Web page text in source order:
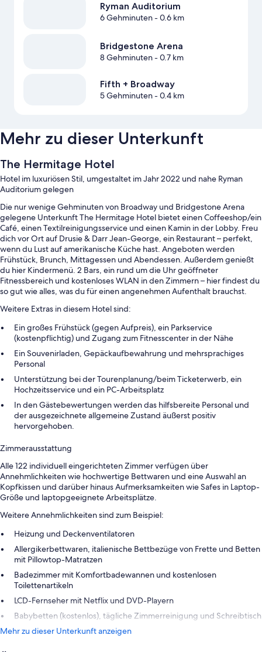
Ryman Auditorium
6 Gehminuten- 0.6 km
Bridgestone Arena
8 Gehminuten- 0.7 km
Fifth + Broadway
5 Gehminuten- 0.4 km
Mehr zu dieser Unterkunft
The Hermitage Hotel
Hotel im luxuriösen Stil, umgestaltet im Jahr 2022 und nahe Ryman
Auditorium gelegen
Die nur wenige Gehminuten von Broadway und Bridgestone Arena
gelegene Unterkunft The Hermitage Hotel bietet einen Coffeeshop/ein
Café, einen Textilreinigungsservice und einen Kamin in der Lobby. Freu
dich vor Ort auf Drusie & Darr Jean-George, ein Restaurant – perfekt,
wenn du Lust auf amerikanische Küche hast. Angeboten werden
Frühstück, Brunch, Mittagessen und Abendessen. Außerdem genießt
du hier Kindermenü. 2 Bars, ein rund um die Uhr geöffneter
Fitnessbereich und kostenloses WLAN in den Zimmern – hier findest du
so gut wie alles, was du für einen angenehmen Aufenthalt brauchst.
Weitere Extras in diesem Hotel sind:
Ein großes Frühstück (gegen Aufpreis), ein Parkservice
(kostenpflichtig) und Zugang zum Fitnesscenter in der Nähe
Ein Souvenirladen, Gepäckaufbewahrung und mehrsprachiges
Personal
Unterstützung bei der Tourenplanung/beim Ticketerwerb, ein
Hochzeitsservice und ein PC-Arbeitsplatz
In den Gästebewertungen werden das hilfsbereite Personal und
der ausgezeichnete allgemeine Zustand äußerst positiv
hervorgehoben.
Zimmerausstattung
Alle 122 individuell eingerichteten Zimmer verfügen über
Annehmlichkeiten wie hochwertige Bettwaren und eine Auswahl an
Kopfkissen und darüber hinaus Aufmerksamkeiten wie Safes in Laptop-
Größe und laptopgeeignete Arbeitsplätze.
Weitere Annehmlichkeiten sind zum Beispiel:
Heizung und Deckenventilatoren
Allergikerbettwaren, italienische Bettbezüge von Frette und Betten
mit Pillowtop-Matratzen
Badezimmer mit Komfortbadewannen und kostenlosen
Toilettenartikeln
LCD-Fernseher mit Netflix und DVD-Playern
Babybetten (kostenlos), tägliche Zimmerreinigung und Schreibtisch
Mehr zu dieser Unterkunft anzeigen